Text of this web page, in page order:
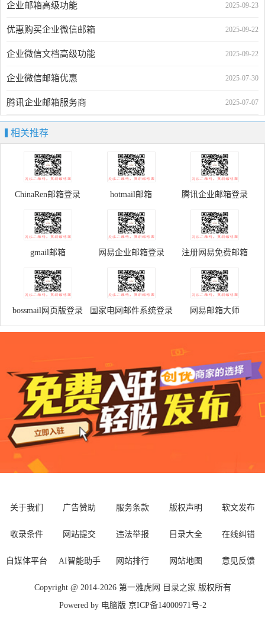
2025-09-23
企业邮箱高级功能
2025-09-22
优惠购买企业微信邮箱
2025-09-22
企业微信文档高级功能
2025-07-30
企业微信邮箱优惠
2025-07-07
腾讯企业邮箱服务商
相关推荐
ChinaRen邮箱登录 hotmail邮箱 腾讯企业邮箱登录
gmail邮箱 网易企业邮箱登录 注册网易免费邮箱
bossmail网页版登录 国家电网邮件系统登录 网易邮箱大师
关于我们 广告赞助 服务条款 版权声明 软文发布
收录条件 网站提交 违法举报 目录大全 在线纠错
自媒体平台 AI智能助手 网站排行 网站地图 意见反馈
Copyright @ 2014-2026 第一雅虎网 目录之家 版权所有
Powered by 电脑版 京ICP备14000971号-2